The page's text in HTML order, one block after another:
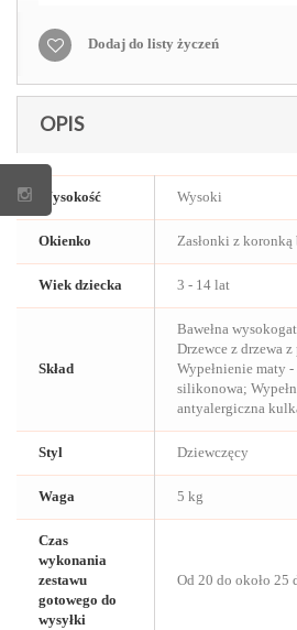
Dodaj do listy życzeń
OPIS
Wysokość Wysoki
Okienko Zasłonki z koronką
Wiek dziecka 3 - 14 lat
Skład
Bawełna
Drzewce z drzewa
Wypełnienie maty
silikonowa;
antyalergiczna
Styl Dziewczęcy
Waga 5 kg
Czas
wykonania
zestawu
gotowego do
wysyłki
Od 20 do około 25